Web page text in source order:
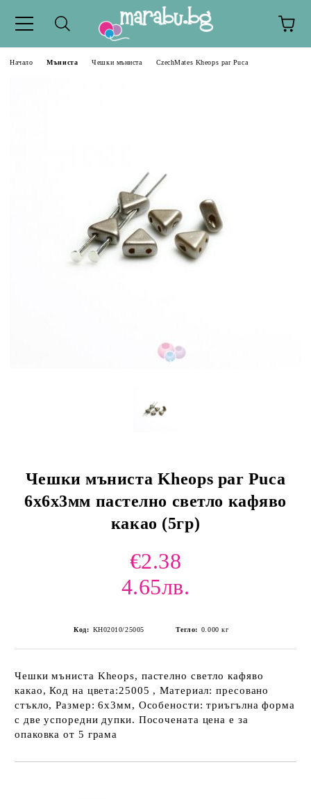
Начало Мъниста Чешки мъниста CzechMates Kheops par Puca
Чешки мъниста Kheops par Puca
6х6x3мм пастелно светло кафяво
какао (5гр)
€2.38
4.65лв.
Код: KH02010/25005 Тегло: 0.000 кг
Чешки мъниста Kheops, пастелно светло кафяво
какао, Код на цвета:25005 , Материал: пресовано
стъкло, Размер: 6х3мм, Особености: триъгълна форма
с две успоредни дупки. Посочената цена е за
опаковка от 5 грама